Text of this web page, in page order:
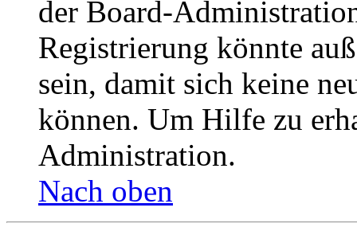
der Board-
Registrierung könnte
sein, damit sich keine
können. Um Hilfe zu
Administration.
Nach oben